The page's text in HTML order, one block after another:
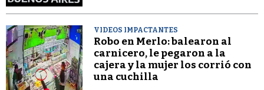
VIDEOS IMPACTANTES
Robo en Merlo: balearon al
carnicero, le pegaron a la
cajera y la mujer los corrió con
una cuchilla